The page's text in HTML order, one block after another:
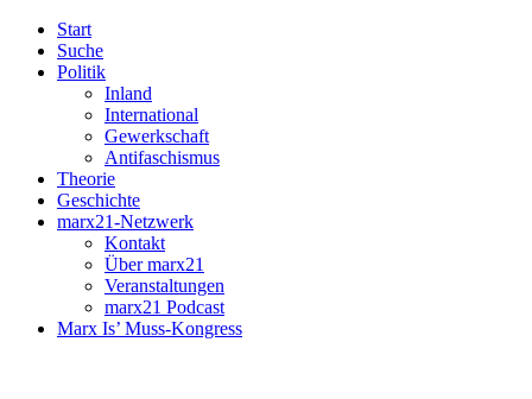
Start
Suche
Politik
Inland
International
Gewerkschaft
Antifaschismus
Theorie
Geschichte
marx21-Netzwerk
Kontakt
Über marx21
Veranstaltungen
marx21 Podcast
Marx Is’ Muss-Kongress